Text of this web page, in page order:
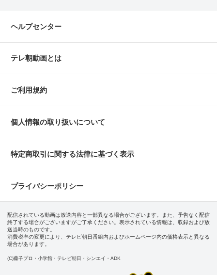
ヘルプセンター
テレ朝動画とは
ご利用規約
個人情報の取り扱いについて
特定商取引に関する法律に基づく表示
プライバシーポリシー
配信されている動画は放送内容と一部異なる場合がございます。また、予告なく配信
終了する場合がございますがご了承ください。表示されている情報は、収録および放
送当時のものです。
消費税率の変更により、テレビ朝日番組内およびホームページ内の価格表示と異なる
場合があります。
(C)藤子プロ・小学館・テレビ朝日・シンエイ・ADK